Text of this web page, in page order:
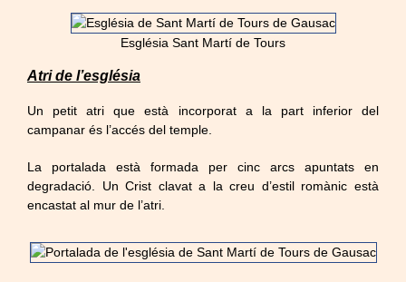
Església Sant Martí de Tours
Atri de l’església
Un petit atri que està incorporat a la part inferior del
campanar és l’accés del temple.
La portalada està formada per cinc arcs apuntats en
degradació. Un Crist clavat a la creu d’estil romànic està
encastat al mur de l’atri.